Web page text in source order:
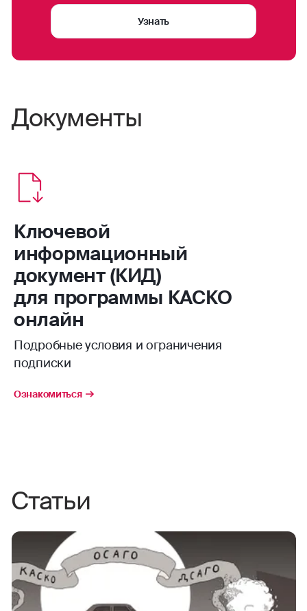
случаев.
от ведущих рейтинговых агентств: «ruAA» от
«Expert» и «AA+.ru» от «НКР»;
престижная награда «Страховая компания
клиентов при урегулировании страховых
Узнать
Документы
Ключевой
информационный
документ (КИД)
для программы КАСКО
онлайн
Подробные условия и ограничения
подписки
Ознакомиться
Статьи